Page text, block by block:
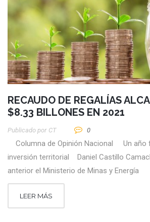
RECAUDO DE REGALÍAS
$8.33 BILLONES EN 2021
Publicado por CT 0
Columna de Opinión Nacional Un año
inversión territorial Daniel Castillo
anterior el Ministerio de Minas y Energía
LEER MÁS